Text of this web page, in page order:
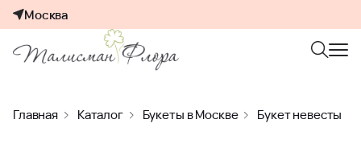
Москва
Главная Каталог Букеты в Москве Букет невесты